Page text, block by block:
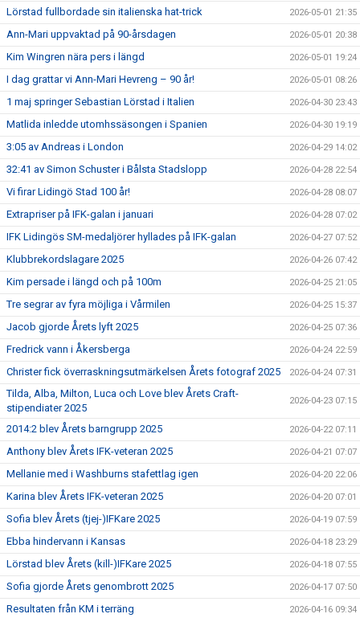
Lörstad fullbordade sin italienska hat-trick 2026-05-01 21:35
Ann-Mari uppvaktad på 90-årsdagen 2026-05-01 20:38
Kim Wingren nära pers i längd 2026-05-01 19:24
I dag grattar vi Ann-Mari Hevreng – 90 år! 2026-05-01 08:26
1 maj springer Sebastian Lörstad i Italien 2026-04-30 23:43
Matlida inledde utomhssäsongen i Spanien 2026-04-30 19:19
3:05 av Andreas i London 2026-04-29 14:02
32:41 av Simon Schuster i Bålsta Stadslopp 2026-04-28 22:54
Vi firar Lidingö Stad 100 år! 2026-04-28 08:07
Extrapriser på IFK-galan i januari 2026-04-28 07:02
IFK Lidingös SM-medaljörer hyllades på IFK-galan 2026-04-27 07:52
Klubbrekordslagare 2025 2026-04-26 07:42
Kim persade i längd och på 100m 2026-04-25 21:05
Tre segrar av fyra möjliga i Vårmilen 2026-04-25 15:37
Jacob gjorde Årets lyft 2025 2026-04-25 07:36
Fredrick vann i Åkersberga 2026-04-24 22:59
Christer fick överraskningsutmärkelsen Årets fotograf 2025 2026-04-24 07:31
Tilda, Alba, Milton, Luca och Love blev Årets Craft-
stipendiater 2025
2026-04-23 07:15
2014:2 blev Årets barngrupp 2025 2026-04-22 07:11
Anthony blev Årets IFK-veteran 2025 2026-04-21 07:07
Mellanie med i Washburns stafettlag igen 2026-04-20 22:06
Karina blev Årets IFK-veteran 2025 2026-04-20 07:01
Sofia blev Årets (tjej-)IFKare 2025 2026-04-19 07:59
Ebba hindervann i Kansas 2026-04-18 23:29
Lörstad blev Årets (kill-)IFKare 2025 2026-04-18 07:55
Sofia gjorde Årets genombrott 2025 2026-04-17 07:50
Resultaten från KM i terräng 2026-04-16 09:34